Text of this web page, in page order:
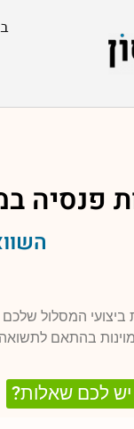
פנסיה
ביצועי המסלול
בהתאם
יש לכם שאלות?